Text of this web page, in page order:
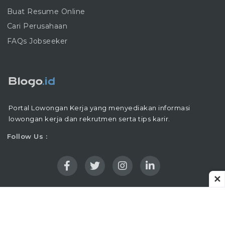
Buat Resume Online
Cari Perusahaan
FAQs Jobseeker
Portal Lowongan Kerja yang menyediakan informasi
lowongan kerja dan rekrutmen serta tips karir.
Follow Us :
✕